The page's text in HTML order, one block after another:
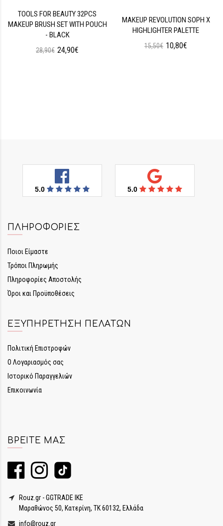
TOOLS FOR BEAUTY 32PCS
MAKEUP BRUSH SET WITH POUCH
- BLACK
28,90€ 24,90€
MAKEUP REVOLUTION SOPH X
HIGHLIGHTER PALETTE
15,50€ 10,80€
5.0 5.0
ΠΛΗΡΟΦΟΡΊΕΣ
Ποιοι Είμαστε
Τρόποι Πληρωμής
Πληροφορίες Αποστολής
Όροι και Προϋποθέσεις
ΕΞΥΠΗΡΈΤΗΣΗ ΠΕΛΑΤΏΝ
Πολιτική Επιστροφών
Ο Λογαριασμός σας
Ιστορικό Παραγγελιών
Επικοινωνία
ΒΡΕΊΤΕ ΜΑΣ
Rouz.gr - GGTRADE IKE
Μαραθώνος 50, Κατερίνη, ΤΚ 60132, Ελλάδα
info@rouz.gr